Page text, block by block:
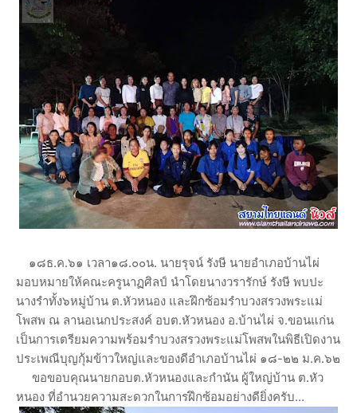
๑๘ธ.ค.๖๑ เวลา๑๘.๐๐น. นายรุจน์ รังษี นายอำเภอบ้านไผ่
มอบหมายให้คณะครูนาฏศิลป์ นำโดยนางวรารักษ์ รังษี พบปะ
นางรำทั้ง๖หมู่บ้าน ต.หัวหนอง และฝึกซ้อมรำบวงสรวงพระแม่
โพสพ ณ ลานอเนกประสงค์ อบต.หัวหนอง อ.บ้านไผ่ จ.ขอนแก่น
เป็นการเตรียมความพร้อมรำบวงสรวงพระแม่โพสพในพิธีเปิดงาน
ประเพณีบุญกุ้มข้าวใหญ่และของดีอำเภอบ้านไผ่ ๑๘-๒๒ ม.ค.๖๒
ขอขอบคุณนายกอบต.หัวหนองและกำนัน ผู้ใหญ่บ้าน ต.หัว
หนอง ที่อำนวยความสะดวกในการฝึกซ้อมอย่างดียิ่งครับ...